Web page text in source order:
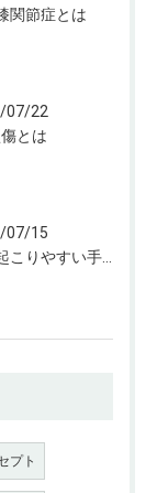
関節症とは
07/22
とは
07/15
プト